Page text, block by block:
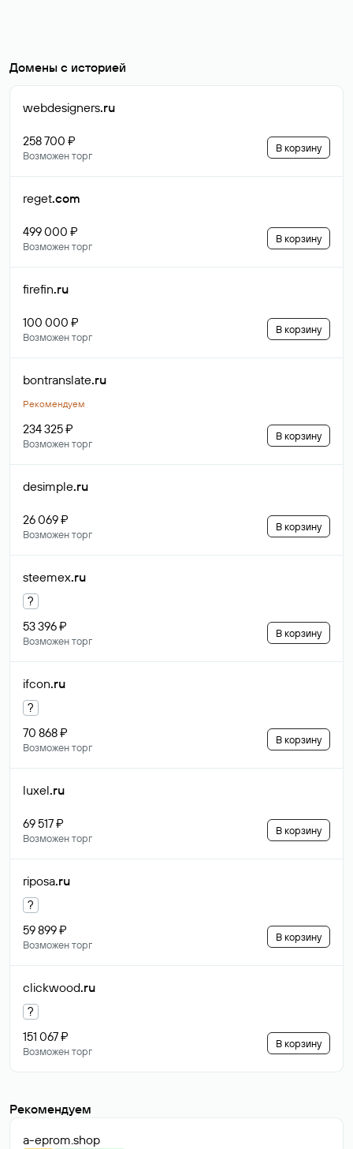
Домены с историей
webdesigners.ru
258 700 ₽
Возможен торг
В корзину
reget.com
499 000 ₽
Возможен торг
В корзину
firefin.ru
100 000 ₽
Возможен торг
В корзину
bontranslate.ru
Рекомендуем
234 325 ₽
Возможен торг
В корзину
desimple.ru
26 069 ₽
Возможен торг
В корзину
steemex.ru
?
53 396 ₽
Возможен торг
В корзину
ifcon.ru
?
70 868 ₽
Возможен торг
В корзину
luxel.ru
69 517 ₽
Возможен торг
В корзину
riposa.ru
?
59 899 ₽
Возможен торг
В корзину
clickwood.ru
?
151 067 ₽
Возможен торг
В корзину
Рекомендуем
a-eprom.shop